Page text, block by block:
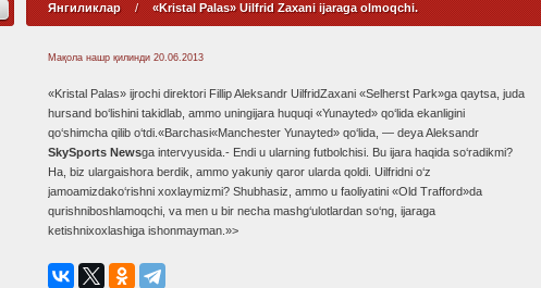
Янгиликлар / «Kristal Palas» Uilfrid Zaxani ijaraga olmoqchi.
Мақола нашр қилинди 20.06.2013
«Kristal Palas» ijrochi direktori Fillip Aleksandr UilfridZaxani «Selherst Park»ga qaytsa, juda
hursand bo‘lishini takidlab, ammo uningijara huquqi «Yunayted» qo‘lida ekanligini
qo‘shimcha qilib o‘tdi.«Barchasi«Manchester Yunayted» qo‘lida, — deya Aleksandr
SkySports Newsga intervyusida.- Endi u ularning futbolchisi. Bu ijara haqida so‘radikmi?
Ha, biz ulargaishora berdik, ammo yakuniy qaror ularda qoldi. Uilfridni o‘z
jamoamizdako‘rishni xoxlaymizmi? Shubhasiz, ammo u faoliyatini «Old Trafford»da
qurishniboshlamoqchi, va men u bir necha mashg‘ulotlardan so‘ng, ijaraga
ketishnixoxlashiga ishonmayman.»>